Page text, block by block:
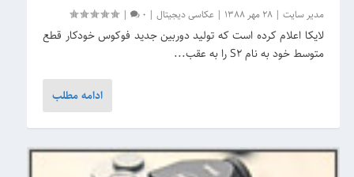
مدیر سایت |28 مهر 1388 |عکاسی دیجیتال |
0
|
لایکا اعلام کرده است که تولید دوربین جدید فوکوس خودکار قطع
متوسط خود به نام S2 را به عقب...
ادامه مطلب